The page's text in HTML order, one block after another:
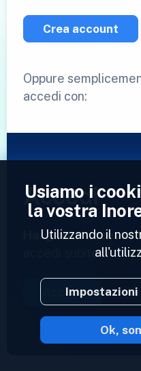
Crea account
Oppure
accedi con:
Accedi
Hai già un account?
accedi subito ai tuoi
Accedi
2023
Usiamo i
la vostra
Utilizzando il
Impostazioni
Ok,